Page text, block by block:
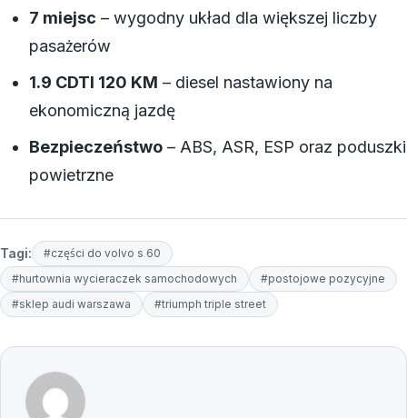
7 miejsc – wygodny układ dla większej liczby
pasażerów
1.9 CDTI 120 KM – diesel nastawiony na
ekonomiczną jazdę
Bezpieczeństwo– ABS, ASR, ESP oraz poduszki
powietrzne
Tagi:
#części do volvo s 60
#hurtownia wycieraczek samochodowych
#postojowe pozycyjne
#sklep audi warszawa
#triumph triple street